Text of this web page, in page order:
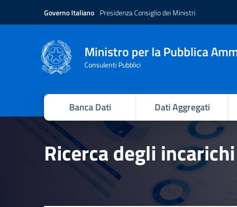
Governo Italiano Presidenza Consiglio dei Ministri
Ministro per la Pubblica
Consulenti Pubblici
Banca Dati Dati Aggregati
Ricerca degli